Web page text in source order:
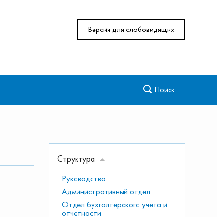
Версия для слабовидящих
Поиск
Структура
Руководство
Административный отдел
Отдел бухгалтерского учета и
отчетности